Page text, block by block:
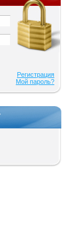
Регистрация
Мой пароль?